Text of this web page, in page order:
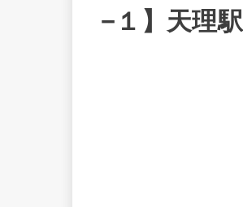
−１】天理駅